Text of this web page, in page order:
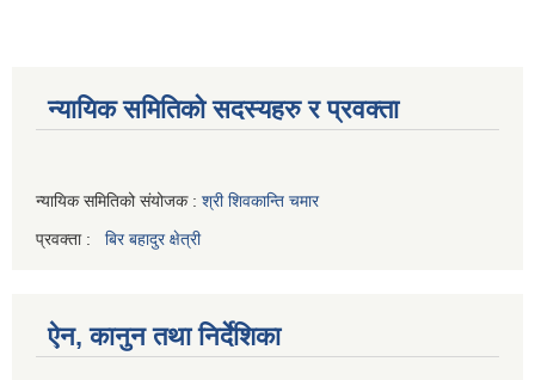
न्यायिक समितिको सदस्यहरु र प्रवक्ता
न्यायिक समितिको संयोजक : श्री शिवकान्ति चमार
प्रवक्ता : बिर बहादुर क्षेत्री
ऐन, कानुन तथा निर्देशिका